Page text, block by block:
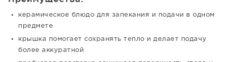
керамическое блюдо для запекания и подачи в одном
предмете
крышка помогает сохранять тепло и делает подачу
более аккуратной